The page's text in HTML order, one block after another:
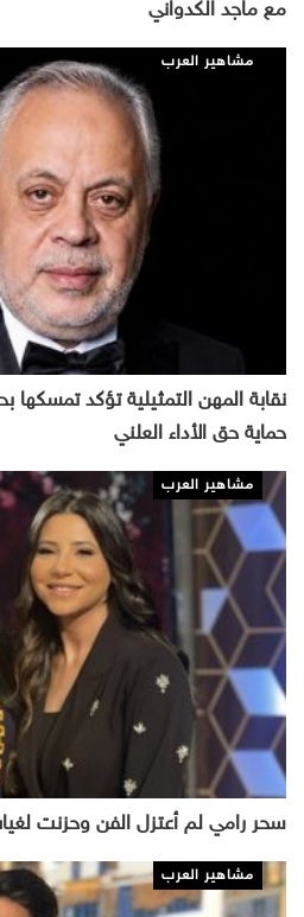
مع ماجد الكدواني
مشاهير العرب
نقابة المهن التمثيلية تؤكد تمسكها
حماية حق الأداء العلني
مشاهير العرب
سحر رامي لم أعتزل الفن وحزنت
مشاهير العرب